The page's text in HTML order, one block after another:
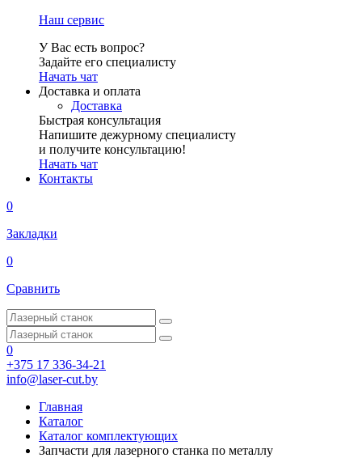
Наш сервис
У Вас есть вопрос?
Задайте его специалисту
Начать чат
Доставка и оплата
Доставка
Быстрая консультация
Напишите дежурному специалисту
и получите консультацию!
Начать чат
Контакты
0
Закладки
0
Сравнить
0
+375 17 336-34-21
info@laser-cut.by
Главная
Каталог
Каталог комплектующих
Запчасти для лазерного станка по металлу